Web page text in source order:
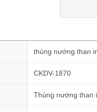
thùng nướng than
CKDV-1870
Thùng nướng than